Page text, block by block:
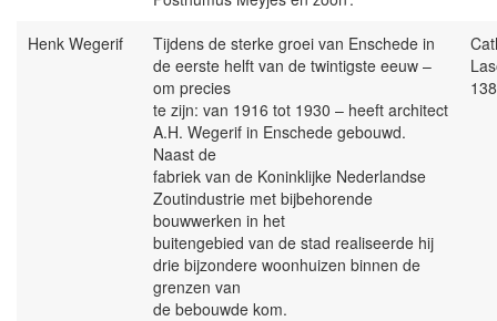
Henk Wegerif
Tijdens de sterke groei van Enschede in
de eerste helft van de twintigste eeuw –
om precies
te zijn: van 1916 tot 1930 – heeft architect
A.H. Wegerif in Enschede gebouwd.
Naast de
fabriek van de Koninklijke Nederlandse
Zoutindustrie met bijbehorende
bouwwerken in het
buitengebied van de stad realiseerde hij
drie bijzondere woonhuizen binnen de
grenzen van
de bebouwde kom.
138